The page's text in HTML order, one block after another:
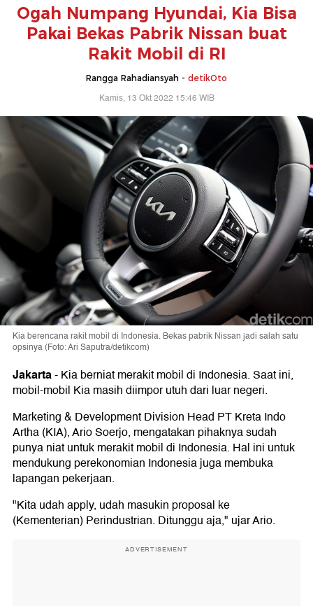
Ogah Numpang Hyundai, Kia Bisa
Pakai Bekas Pabrik Nissan buat
Rakit Mobil di RI
Rangga Rahadiansyah - detikOto
Kamis, 13 Okt 2022 15:46 WIB
Kia berencana rakit mobil di Indonesia. Bekas pabrik Nissan jadi salah satu
opsinya (Foto: Ari Saputra/detikcom)
Jakarta-Kia berniat merakit mobil di Indonesia. Saat ini,
mobil-mobil Kia masih diimpor utuh dari luar negeri.
Marketing & Development Division Head PT Kreta Indo
Artha (KIA), Ario Soerjo, mengatakan pihaknya sudah
punya niat untuk merakit mobil di Indonesia. Hal ini untuk
mendukung perekonomian Indonesia juga membuka
lapangan pekerjaan.
"Kita udah apply, udah masukin proposal ke
(Kementerian) Perindustrian. Ditunggu aja," ujar Ario.
ADVERTISEMENT